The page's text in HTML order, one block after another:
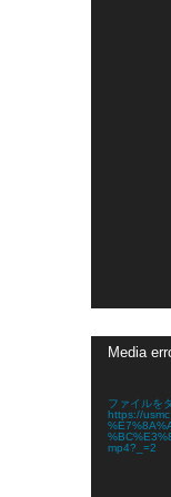
Media
ファイルを
https://
mp4?_=2